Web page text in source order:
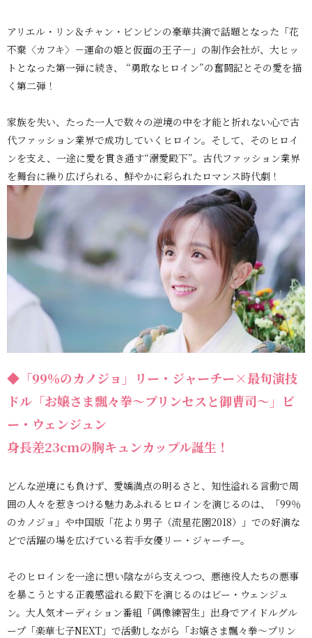
アリエル・リン＆チャン・ビンビンの豪華共演で話題となった「花
不棄〈カフキ〉－運命の姫と仮面の王子－」の制作会社が、大ヒッ
トとなった第一弾に続き、 “勇敢なヒロイン”の奮闘記とその愛を描
く第二弾！
家族を失い、たった一人で数々の逆境の中を才能と折れない心で古
代ファッション業界で成功していくヒロイン。そして、そのヒロイ
ンを支え、一途に愛を貫き通す“溺愛殿下”。古代ファッション業界
を舞台に繰り広げられる、鮮やかに彩られたロマンス時代劇！
◆「99％のカノジョ」リー・ジャーチー×最旬演技
ドル「お嬢さま飄々拳～プリンセスと御曹司～」ビ
ー・ウェンジュン
身長差23cmの胸キュンカップル誕生！
どんな逆境にも負けず、愛嬌満点の明るさと、知性溢れる言動で周
囲の人々を惹きつける魅力あふれるヒロインを演じるのは、「99％
のカノジョ」や中国版「花より男子（流星花園2018）」での好演な
どで活躍の場を広げている若手女優リー・ジャーチー。
そのヒロインを一途に想い陰ながら支えつつ、悪徳役人たちの悪事
を暴こうとする正義感溢れる殿下を演じるのはビー・ウェンジュ
ン。大人気オーディション番組「偶像練習生」出身でアイドルグル
ープ「楽華七子NEXT」で活動しながら「お嬢さま飄々拳～プリン